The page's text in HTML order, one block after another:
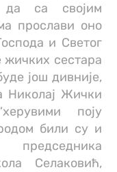
са својим
прослави оно
и Светог
жичких сестара
још дивније,
Николај Жички
поју
били су и
Селаковић,